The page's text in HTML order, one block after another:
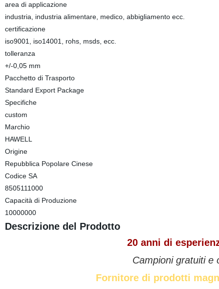
area di applicazione
industria, industria alimentare, medico, abbigliamento ecc.
certificazione
iso9001, iso14001, rohs, msds, ecc.
tolleranza
+/-0,05 mm
Pacchetto di Trasporto
Standard Export Package
Specifiche
custom
Marchio
HAWELL
Origine
Repubblica Popolare Cinese
Codice SA
8505111000
Capacità di Produzione
10000000
Descrizione del Prodotto
20 anni di
Campioni gratuiti e
Fornitore di prodotti